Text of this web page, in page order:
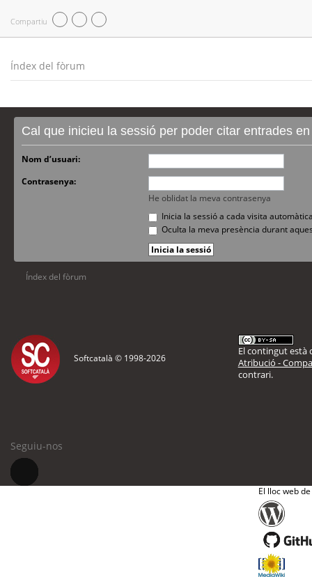
Compartiu
Índex del fòrum
Cal que inicieu la sessió per poder citar entrades
Nom d’usuari:
Contrasenya:
He oblidat la meva contrasenya
Inicia la sessió a cada visita
Oculta la meva presència durant
Índex del fòrum
Softcatalà © 1998-2026
El contingut està
Atribució -
contrari.
Seguiu-nos
El lloc web